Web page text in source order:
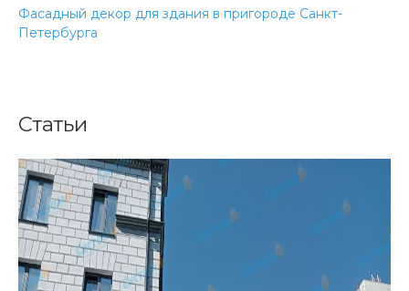
Фасадный декор для здания в пригороде Санкт-
Петербурга
Статьи